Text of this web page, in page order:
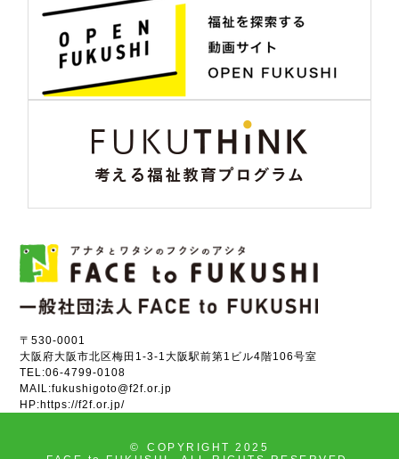
〒530-0001
大阪府大阪市北区梅田1-3-1大阪駅前第1ビル4階106号室
TEL:06-4799-0108
MAIL:fukushigoto@f2f.or.jp
HP:https://f2f.or.jp/
©
COPYRIGHT 2025